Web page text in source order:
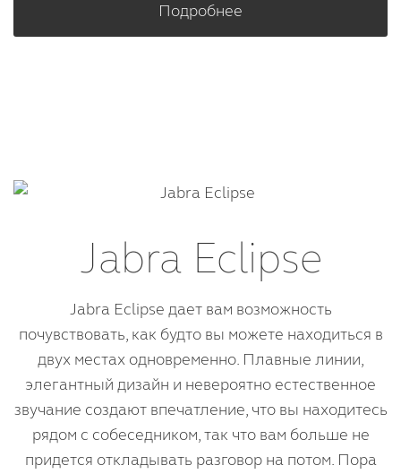
Подробнее
Jabra Eclipse
Jabra Eclipse дает вам возможность
почувствовать, как будто вы можете находиться в
двух местах одновременно. Плавные линии,
элегантный дизайн и невероятно естественное
звучание создают впечатление, что вы находитесь
рядом с собеседником, так что вам больше не
придется откладывать разговор на потом. Пора